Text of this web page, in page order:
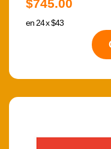
$745.00
en 24 x $43